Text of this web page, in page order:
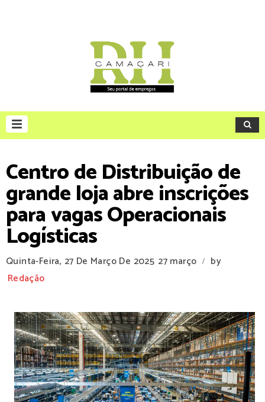
Centro de Distribuição de
grande loja abre inscrições
para vagas Operacionais
Logísticas
Quinta-Feira, 27 De Março De 2025 27 março /
by
Redação